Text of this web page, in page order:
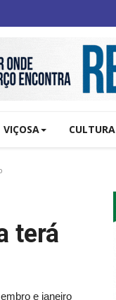
VIÇOSA CULTURA
terá
e janeiro